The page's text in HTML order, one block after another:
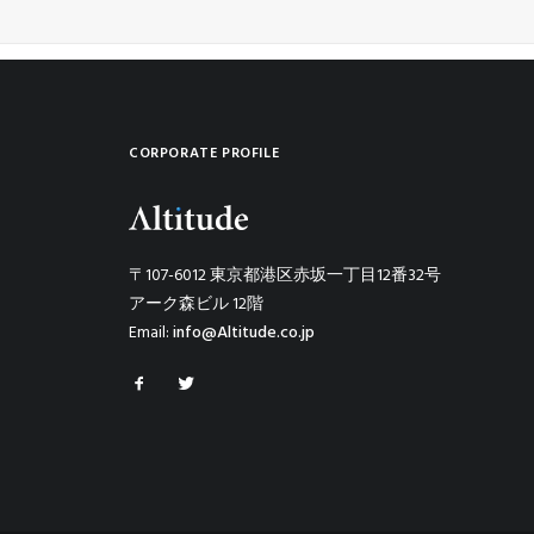
CORPORATE PROFILE
〒107-6012 東京都港区赤坂一丁目12番32号
アーク森ビル 12階
Email:info@Altitude.co.jp